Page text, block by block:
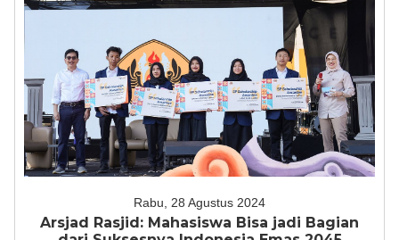
Rabu, 28 Agustus 2024
Arsjad Rasjid: Mahasiswa Bisa jadi Bagian